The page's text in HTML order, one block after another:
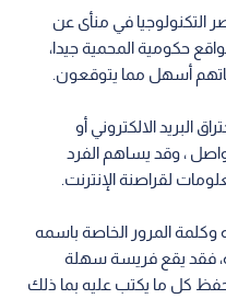
التكنولوجيا في منأى عن
حكومية المحمية جيدا،
أسهل مما يتوقعون.
البريد الالكتروني أو
، وقد يساهم الفرد
لقراصنة الإنترنت.
المرور الخاصة باسمه
فقد يقع فريسة سهلة
كل ما يكتب عليه بما ذلك